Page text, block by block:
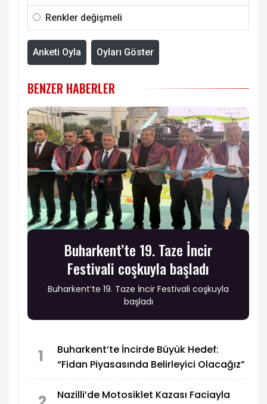
Renkler değişmeli
Anketi Oyla Oyları Göster
BENZER HABERLER
Buharkent’te 19. Taze İncir
Festivali coşkuyla başladı
Buharkent’te 19. Taze İncir Festivali coşkuyla
başladı
1
Buharkent’te İncirde Büyük Hedef:
“Fidan Piyasasında Belirleyici Olacağız”
Nazilli’de Motosiklet Kazası Faciayla